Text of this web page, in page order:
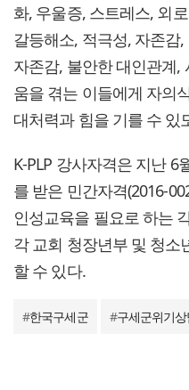
화, 우울증, 스트레스, 외
갈등해소, 적극성, 자존감
자존감, 불안한 대인관계,
움을 겪는 이들에게 자의
대처력과 힘을 기를 수 있
K-PLP 강사자격은 지난
를 받은 민간자격(2016-
인성교육을 필요로 하는
각 교회 청장년부 및 청소
할 수 있다.
#한국구세군 #구세군위기